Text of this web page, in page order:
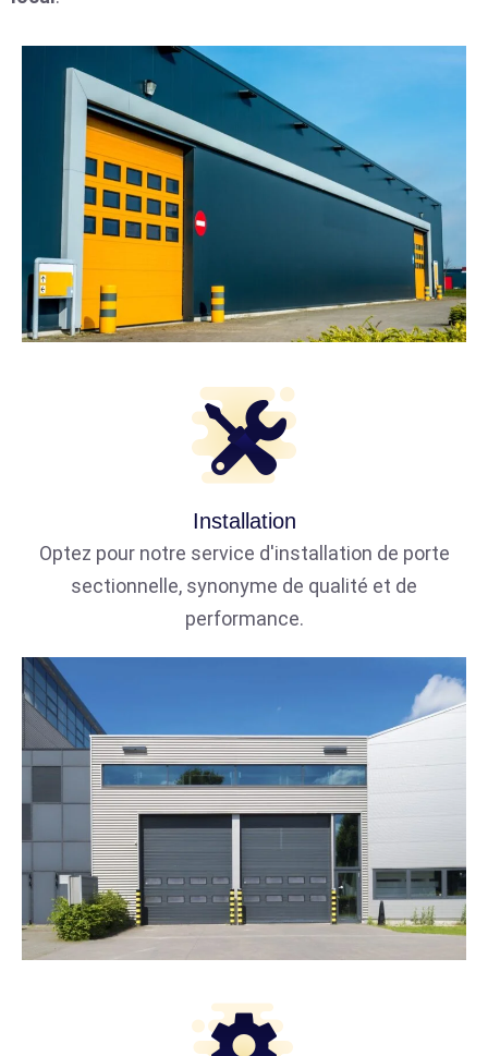
Installation
Optez pour notre service d'installation de porte
sectionnelle, synonyme de qualité et de
performance.